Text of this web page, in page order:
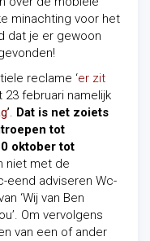
minachting voor het
dat je er gewoon
reclame ‘er zit
23 februari namelijk
’. Dat is net zoiets
tot
oktober tot
niet met de
eend adviseren Wc-
‘Wij van Ben
Om vervolgens
van een of ander